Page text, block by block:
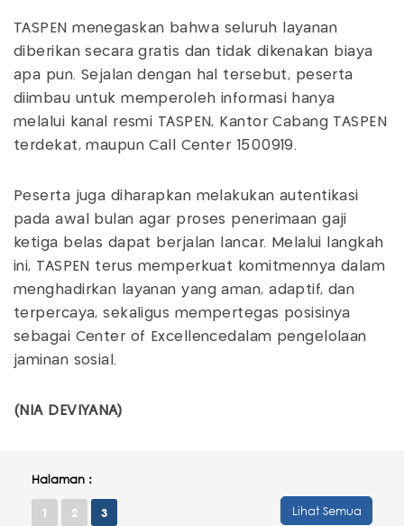
TASPEN menegaskan bahwa seluruh layanan
diberikan secara gratis dan tidak dikenakan biaya
apa pun. Sejalan dengan hal tersebut, peserta
diimbau untuk memperoleh informasi hanya
melalui kanal resmi TASPEN, Kantor Cabang TASPEN
terdekat, maupun Call Center 1500919.
Peserta juga diharapkan melakukan autentikasi
pada awal bulan agar proses penerimaan gaji
ketiga belas dapat berjalan lancar. Melalui langkah
ini, TASPEN terus memperkuat komitmennya dalam
menghadirkan layanan yang aman, adaptif, dan
terpercaya, sekaligus mempertegas posisinya
sebagai Center of Excellencedalam pengelolaan
jaminan sosial.
(NIA DEVIYANA)
Halaman :
1 2 3 Lihat Semua